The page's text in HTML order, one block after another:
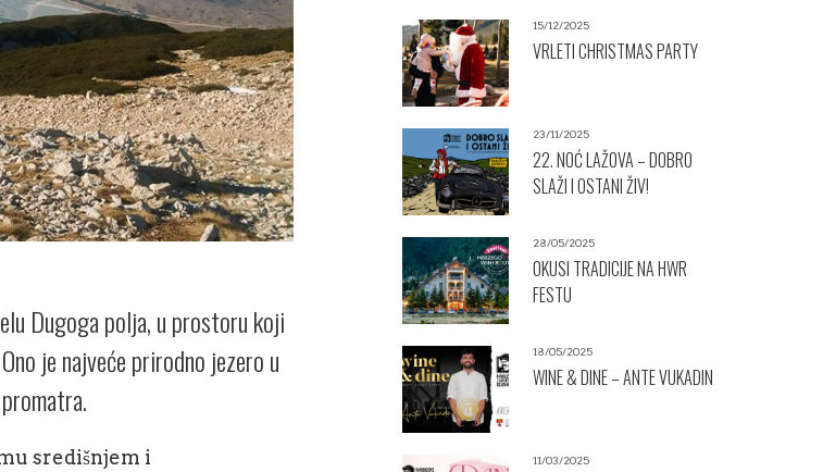
Dugoga polja, u prostoru koji
je najveće prirodno jezero u
središnjem i
15/12/2025
VRLETI CHRISTMAS PARTY
23/11/2025
22. NOĆ LAŽOVA – DOBRO
SLAŽI I OSTANI ŽIV!
28/05/2025
OKUSI TRADICIJE NA HWR
FESTU
18/05/2025
WINE & DINE – ANTE VUKADIN
11/03/2025